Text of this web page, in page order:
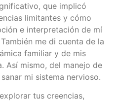
que implicó
limitantes y cómo
e interpretación de mí
me di cuenta de la
familiar y de mis
Así mismo, del manejo de
mi sistema nervioso.
tus creencias,